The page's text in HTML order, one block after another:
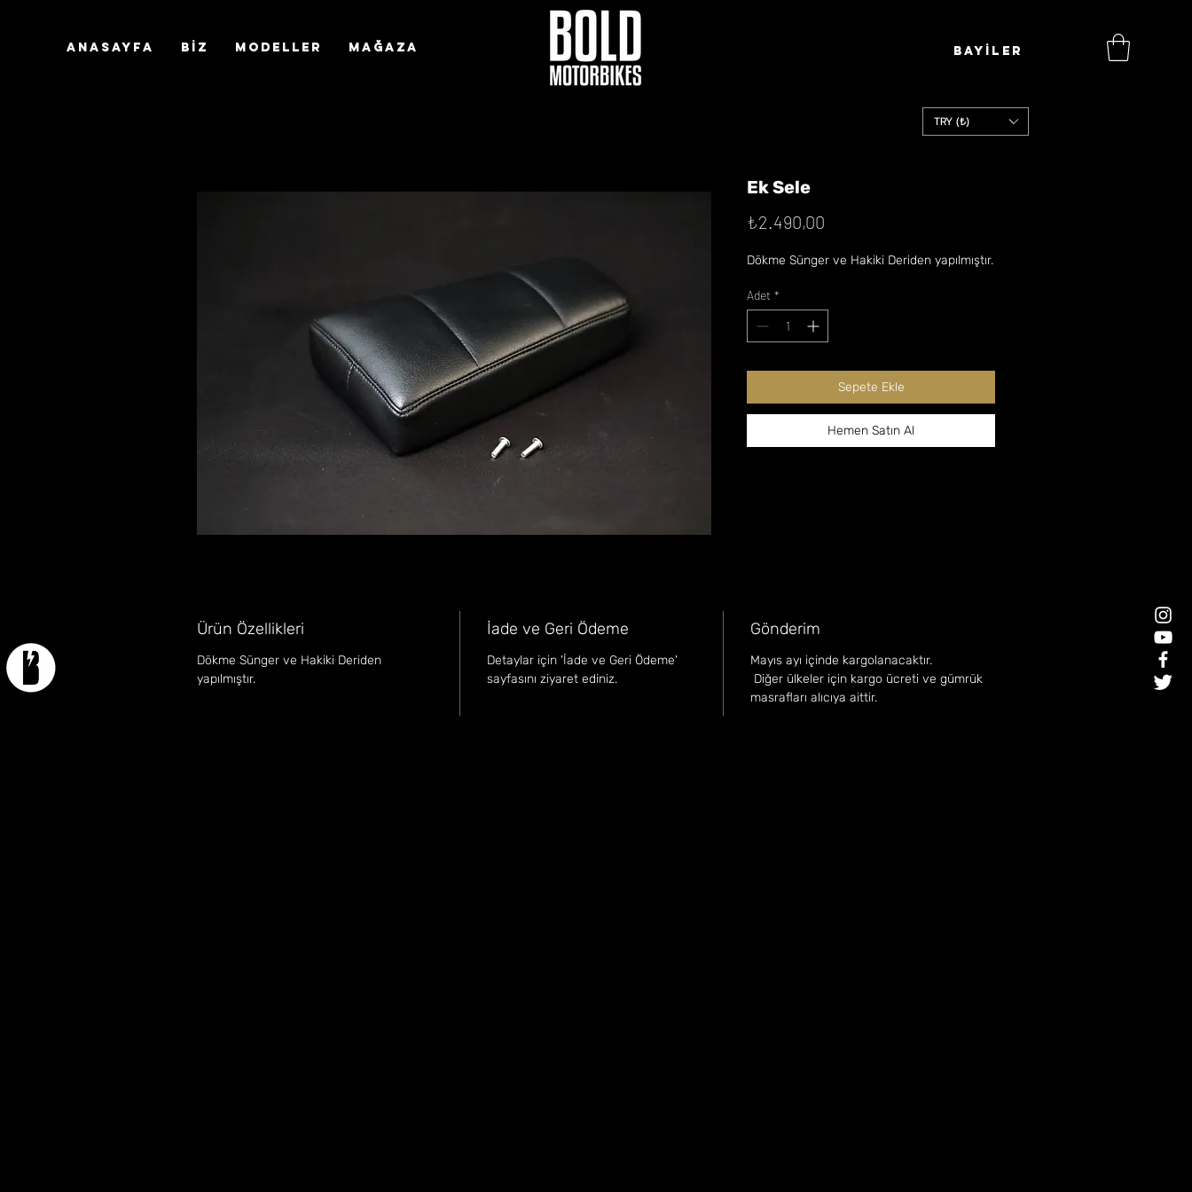
ANASAYFA BİZ Modeller MAĞAZA BAYİLER
TRY (₺)
Ek Sele
₺2.490,00
Dökme Sünger ve Hakiki Deriden yapılmıştır.
Adet *
Sepete Ekle
Hemen Satın Al
Ürün Özellikleri
Dökme Sünger ve Hakiki Deriden
yapılmıştır.
İade ve Geri Ödeme
Detaylar için 'İade ve Geri Ödeme'
sayfasını ziyaret ediniz.
Gönderim
Mayıs ayı içinde kargolanacaktır.
Diğer ülkeler için kargo ücreti ve gümrük
masrafları alıcıya aittir.